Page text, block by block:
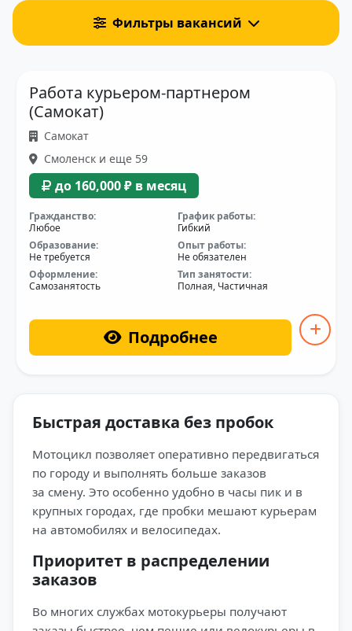
Фильтры вакансий
Работа курьером-партнером
(Самокат)
Самокат
Смоленск и еще 59
до 160,000 ₽ в месяц
Гражданство:
Любое
График работы:
Гибкий
Образование:
Не требуется
Опыт работы:
Не обязателен
Оформление:
Самозанятость
Тип занятости:
Полная, Частичная
Подробнее
Быстрая доставка без пробок
Мотоцикл позволяет оперативно передвигаться
по городу и выполнять больше заказов
за смену. Это особенно удобно в часы пик и в
крупных городах, где пробки мешают курьерам
на автомобилях и велосипедах.
Приоритет в распределении
заказов
Во многих службах мотокурьеры получают